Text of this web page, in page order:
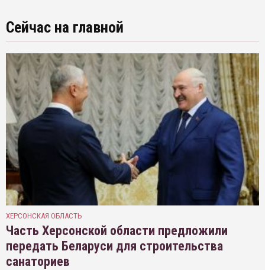
Сейчас на главной
ХЕРСОНСКАЯ ОБЛАСТЬ
Часть Херсонской области предложили
передать Беларуси для строительства
санаториев